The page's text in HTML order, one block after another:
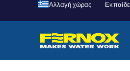
Αλλαγή χώρας